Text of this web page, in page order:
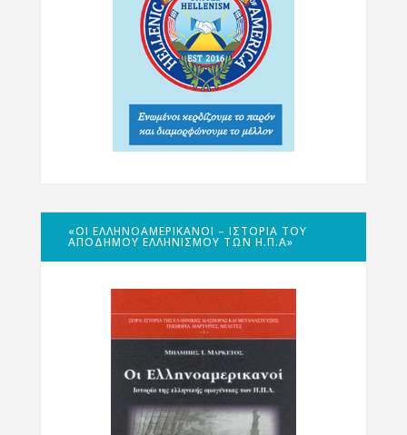
«ΟΙ ΕΛΛΗΝΟΑΜΕΡΙΚΑΝΟΊ – ΙΣΤΟΡΊΑ ΤΟΥ
ΑΠΌΔΗΜΟΥ ΕΛΛΗΝΙΣΜΟΎ ΤΩΝ Η.Π.Α»